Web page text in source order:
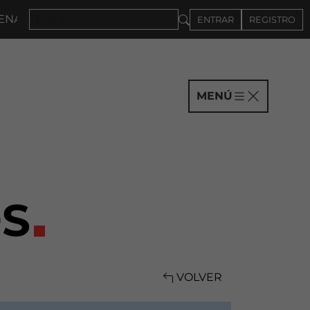
· CONVOCATORIA A COMPAÑÍAS HASTA EL 4DE
ENTRAR REGISTRO
MENÚ
VOLVER